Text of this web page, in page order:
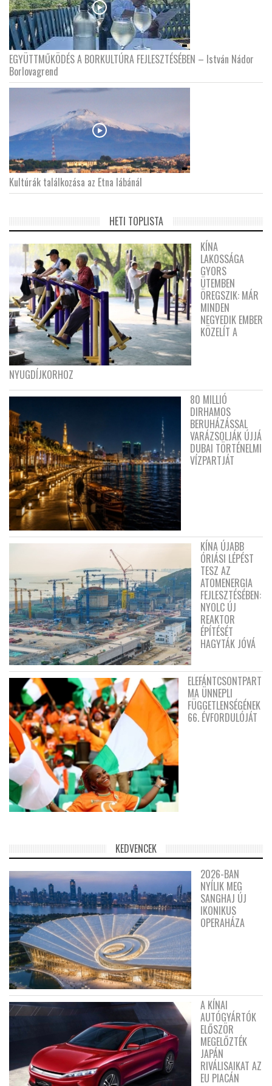
EGYÜTTMŰKÖDÉS A BORKULTÚRA FEJLESZTÉSÉBEN – István Nádor
Borlovagrend
Kultúrák találkozása az Etna lábánál
HETI TOPLISTA
KÍNA
LAKOSSÁGA
GYORS
ÜTEMBEN
ÖREGSZIK: MÁR
MINDEN
NEGYEDIK EMBER
KÖZELÍT A
NYUGDÍJKORHOZ
80 MILLIÓ
DIRHAMOS
BERUHÁZÁSSAL
VARÁZSOLJÁK ÚJJÁ
DUBAI TÖRTÉNELMI
VÍZPARTJÁT
KÍNA ÚJABB
ÓRIÁSI LÉPÉST
TESZ AZ
ATOMENERGIA
FEJLESZTÉSÉBEN:
NYOLC ÚJ
REAKTOR
ÉPÍTÉSÉT
HAGYTÁK JÓVÁ
ELEFÁNTCSONTPART
MA ÜNNEPLI
FÜGGETLENSÉGÉNEK
66. ÉVFORDULÓJÁT
KEDVENCEK
2026-BAN
NYÍLIK MEG
SANGHAJ ÚJ
IKONIKUS
OPERAHÁZA
A KÍNAI
AUTÓGYÁRTÓK
ELŐSZÖR
MEGELŐZTÉK
JAPÁN
RIVÁLISAIKAT AZ
EU PIACÁN